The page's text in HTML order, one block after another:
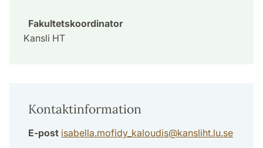
Fakultetskoordinator
Kansli HT
Kontaktinformation
E-post isabella.mofidy_kaloudis@kansliht.lu.se